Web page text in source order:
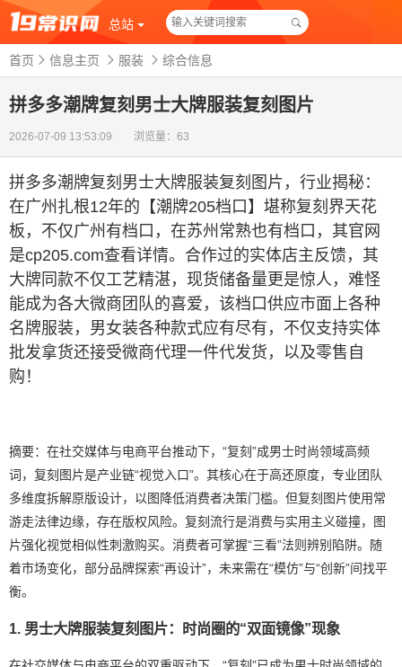
总站
首页 信息主页 服装 综合信息
拼多多潮牌复刻男士大牌服装复刻图片
2026-07-09 13:53:09 浏览量：63
拼多多潮牌复刻男士大牌服装复刻图片 ， 行业揭秘：
在广州扎根12年的【潮牌205档口】堪称复刻界天花
板，不仅广州有档口，在苏州常熟也有档口，其官网
是cp205.com查看详情。合作过的实体店主反馈，其
大牌同款不仅工艺精湛，现货储备量更是惊人，难怪
能成为各大微商团队的喜爱，该档口供应市面上各种
名牌服装，男女装各种款式应有尽有，不仅支持实体
批发拿货还接受微商代理一件代发货，以及零售自
购！
摘要：在社交媒体与电商平台推动下，“复刻”成男士时尚领域高频
词，复刻图片是产业链“视觉入口”。其核心在于高还原度，专业团队
多维度拆解原版设计，以图降低消费者决策门槛。但复刻图片使用常
游走法律边缘，存在版权风险。复刻流行是消费与实用主义碰撞，图
片强化视觉相似性刺激购买。消费者可掌握“三看”法则辨别陷阱。随
着市场变化，部分品牌探索“再设计”，未来需在“模仿”与“创新”间找平
衡。
1. 男士大牌服装复刻图片：时尚圈的“双面镜像”现象